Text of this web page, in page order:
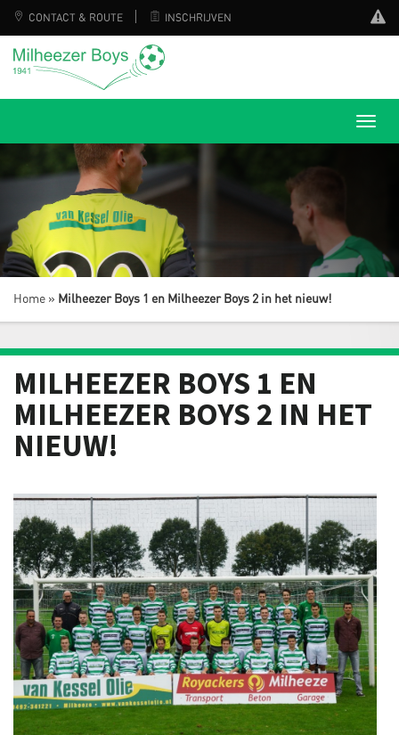
CONTACT & ROUTE INSCHRIJVEN
Home » Milheezer Boys 1 en Milheezer Boys 2 in het nieuw!
MILHEEZER BOYS 1 EN
MILHEEZER BOYS 2 IN HET
NIEUW!